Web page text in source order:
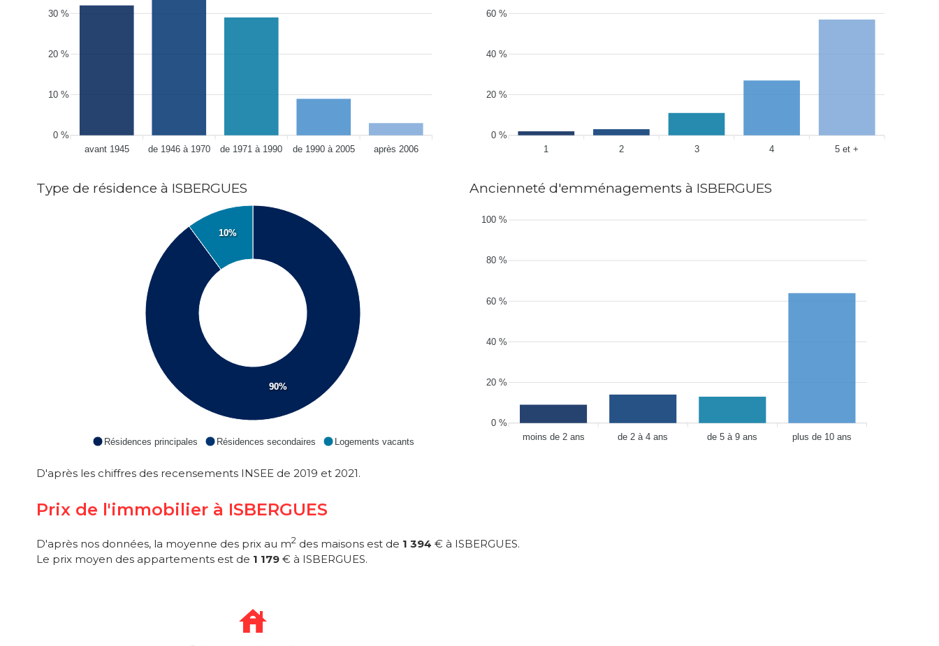
30 %
20 %
10 %
0 %
avant 1945
de 1946 à 1970 de 1971 à 1990 de 1990 à 2005 après 2006
60 %
40 %
20 %
0 %
1
2 3 4 5 et +
Type de résidence à ISBERGUES
90%
10%
Résidences principales Résidences secondaires Logements vacants
Ancienneté d'emménagements à ISBERGUES
100 %
80 %
60 %
40 %
20 %
0 %
moins de 2 ans
de 2 à 4 ans de 5 à 9 ans plus de 10 ans
D'après les chiffres des recensements INSEE de 2019 et 2021.
Prix de l'immobilier à ISBERGUES
D'après nos données, la moyenne des prix au m2 des maisons est de 1 394 € à ISBERGUES.
Le prix moyen des appartements est de 1 179 € à ISBERGUES.